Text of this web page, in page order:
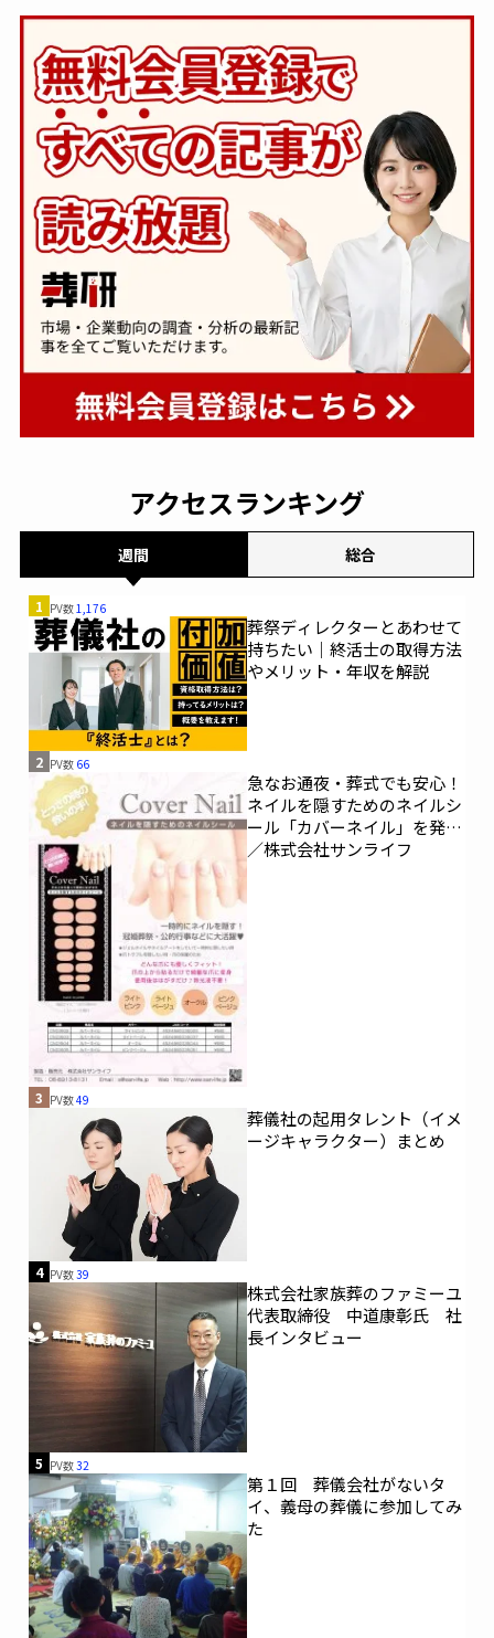
アクセスランキング
週間 総合
1 PV数1,176
葬祭ディレクターとあわせて
持ちたい｜終活士の取得方法
やメリット・年収を解説
2 PV数 66
急なお通夜・葬式でも安心！
ネイルを隠すためのネイルシ
ール「カバーネイル」を発売
／株式会社サンライフ
3 PV数49
葬儀社の起用タレント（イメ
ージキャラクター）まとめ
4 PV数39
株式会社家族葬のファミーユ
代表取締役 中道康彰氏 社
長インタビュー
5 PV数32
第１回 葬儀会社がないタ
イ、義母の葬儀に参加してみ
た